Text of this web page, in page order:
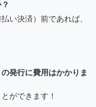
い決済）前であれば、
発行に費用はかかりま
ができます！